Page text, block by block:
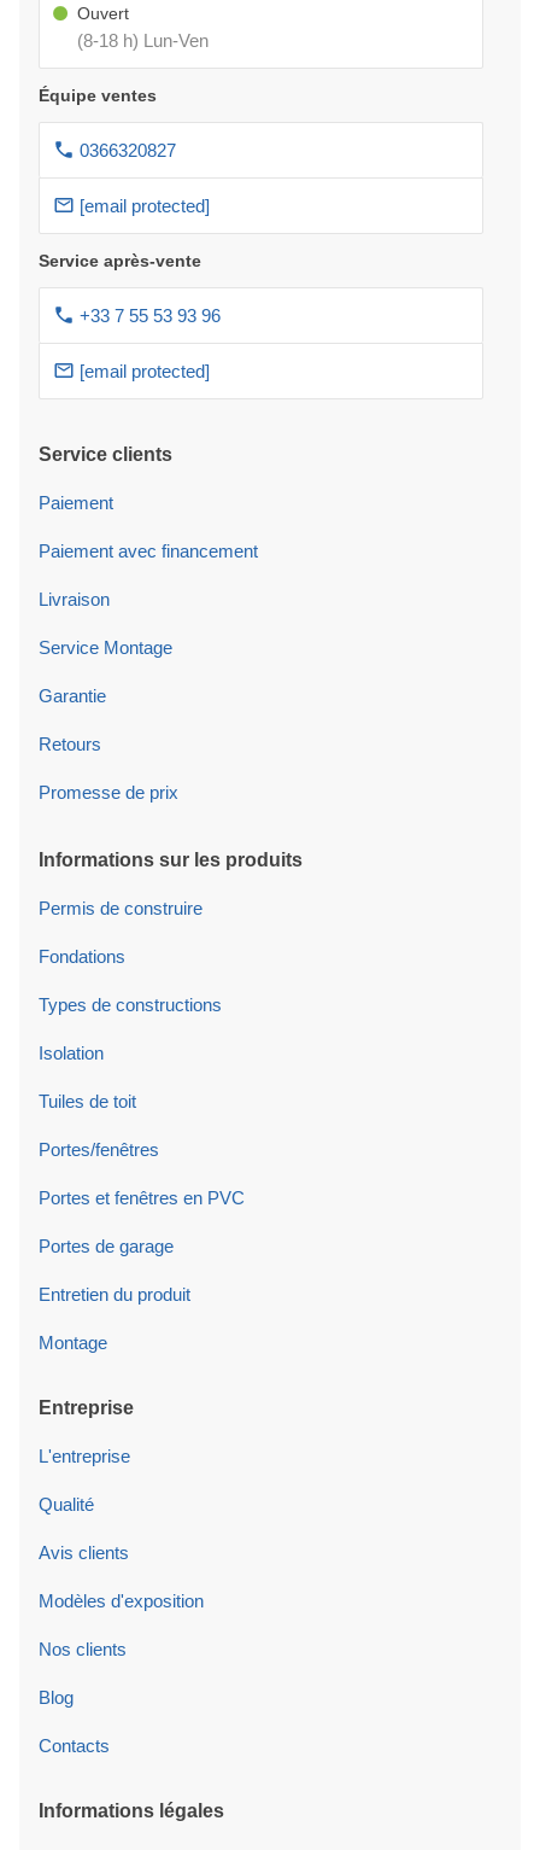
Ouvert
(8-18 h) Lun-Ven
Équipe ventes
0366320827
[email protected]
Service après-vente
+33 7 55 53 93 96
[email protected]
Service clients
Paiement
Paiement avec financement
Livraison
Service Montage
Garantie
Retours
Promesse de prix
Informations sur les produits
Permis de construire
Fondations
Types de constructions
Isolation
Tuiles de toit
Portes/fenêtres
Portes et fenêtres en PVC
Portes de garage
Entretien du produit
Montage
Entreprise
L'entreprise
Qualité
Avis clients
Modèles d'exposition
Nos clients
Blog
Contacts
Informations légales